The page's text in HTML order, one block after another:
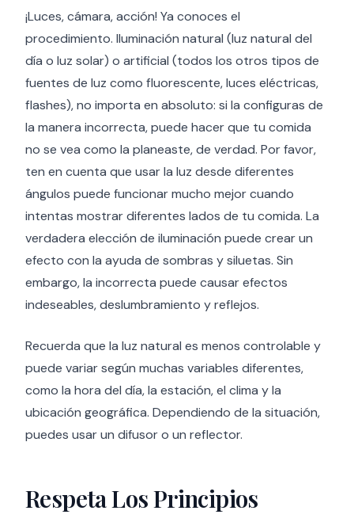
¡Luces, cámara, acción! Ya conoces el
procedimiento. Iluminación natural (luz natural del
día o luz solar) o artificial (todos los otros tipos de
fuentes de luz como fluorescente, luces eléctricas,
flashes), no importa en absoluto: si la configuras de
la manera incorrecta, puede hacer que tu comida
no se vea como la planeaste, de verdad. Por favor,
ten en cuenta que usar la luz desde diferentes
ángulos puede funcionar mucho mejor cuando
intentas mostrar diferentes lados de tu comida. La
verdadera elección de iluminación puede crear un
efecto con la ayuda de sombras y siluetas. Sin
embargo, la incorrecta puede causar efectos
indeseables, deslumbramiento y reflejos.
Recuerda que la luz natural es menos controlable y
puede variar según muchas variables diferentes,
como la hora del día, la estación, el clima y la
ubicación geográfica. Dependiendo de la situación,
puedes usar un difusor o un reflector.
Respeta Los Principios